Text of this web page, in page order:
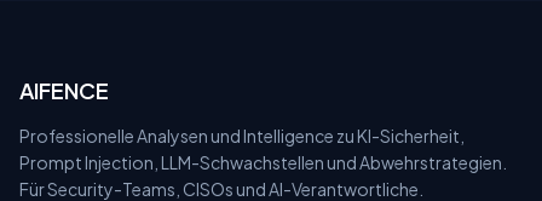
AIFENCE
Professionelle Analysen und Intelligence zu KI-Sicherheit,
Prompt Injection, LLM-Schwachstellen und Abwehrstrategien.
Für Security-Teams, CISOs und AI-Verantwortliche.